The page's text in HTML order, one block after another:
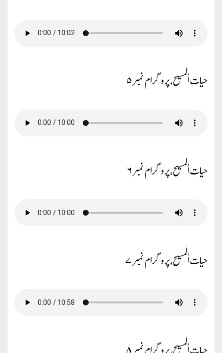
حیات اُلمسیح، پروگرام نمبر ۵
حیات اُلمسیح، پروگرام نمبر ۶
حیات اُلمسیح، پروگرام نمبر ۷